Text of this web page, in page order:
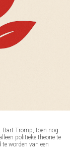
Bart Tromp, toen nog
politieke theorie te
worden van een